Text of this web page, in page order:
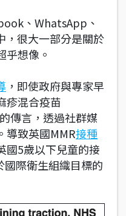
、WhatsApp、
，很大一部分是關於
乎想像。
，即使政府與專家早
疹混合疫苗
傳言，透過社群媒
導致英國MMR接種
國5歲以下兒童的接
際衛生組織目標的